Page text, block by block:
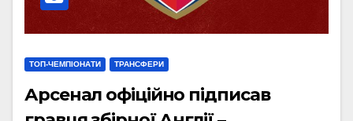
ТОП-ЧЕМПІОНАТИ ТРАНСФЕРИ
Арсенал офіційно підписав